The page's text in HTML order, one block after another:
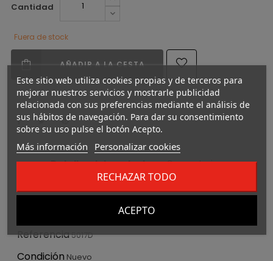
Cantidad
Fuera de stock
AÑADIR A LA CESTA
Detalles del producto Comentarios
Referencia5017D
Condición Nuevo
Este sitio web utiliza cookies propias y de terceros para
mejorar nuestros servicios y mostrarle publicidad
relacionada con sus preferencias mediante el análisis de
sus hábitos de navegación. Para dar su consentimiento
sobre su uso pulse el botón Acepto.
Más información Personalizar cookies
RECHAZAR TODO
ACEPTO